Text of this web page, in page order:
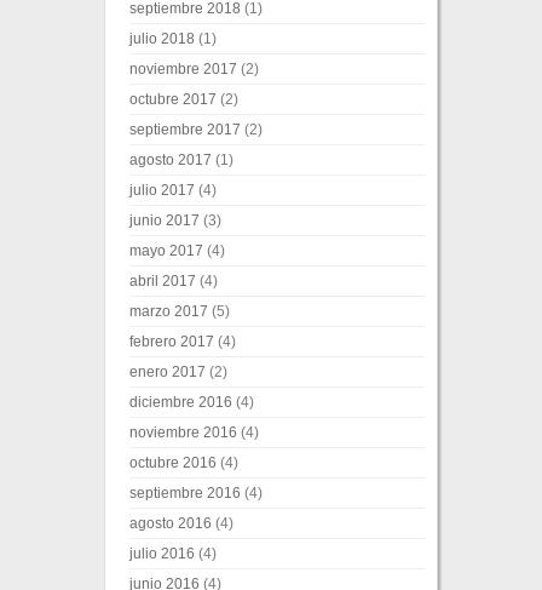
septiembre 2018 (1)
julio 2018 (1)
noviembre 2017 (2)
octubre 2017 (2)
septiembre 2017 (2)
agosto 2017 (1)
julio 2017 (4)
junio 2017 (3)
mayo 2017 (4)
abril 2017 (4)
marzo 2017 (5)
febrero 2017 (4)
enero 2017 (2)
diciembre 2016 (4)
noviembre 2016 (4)
octubre 2016 (4)
septiembre 2016 (4)
agosto 2016 (4)
julio 2016 (4)
junio 2016 (4)